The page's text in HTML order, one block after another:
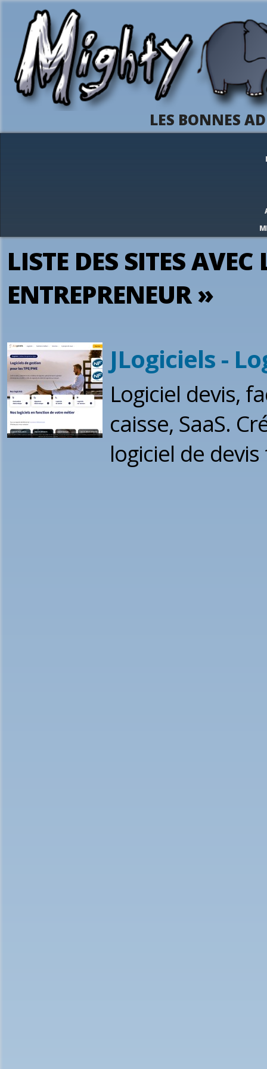
LES BONNES
LISTE DES SITES
ENTREPRENEUR »
JLogiciels -
Logiciel devis,
caisse, SaaS.
logiciel de